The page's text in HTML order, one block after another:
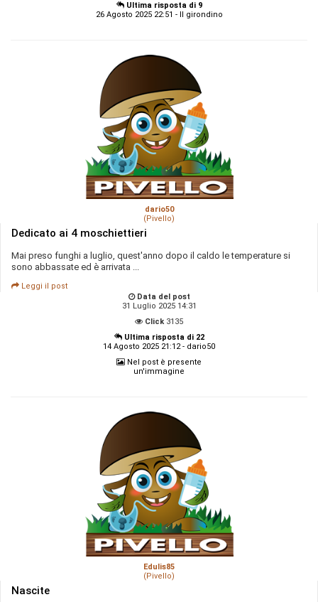
Ultima risposta di 9
26 Agosto 2025 22:51 - Il girondino
dario50
(Pivello)
Dedicato ai 4 moschiettieri
Mai preso funghi a luglio, quest'anno dopo il caldo le temperature si
sono abbassate ed è arrivata ...
Leggi il post
Data del post
31 Luglio 2025 14:31
Click 3135
Ultima risposta di 22
14 Agosto 2025 21:12 - dario50
Nel post è presente
un'immagine
Edulis85
(Pivello)
Nascite